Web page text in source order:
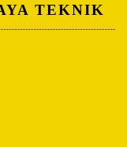
TEKNIK